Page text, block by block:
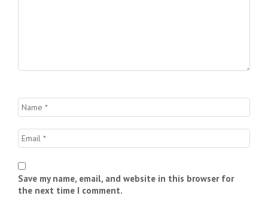
Save my name, email, and website in this browser for
the next time I comment.